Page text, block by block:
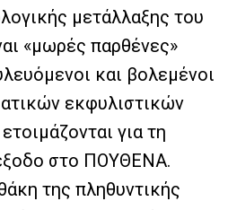
μετάλλαξης του
«μωρές παρθένες»
και βολεμένοι
εκφυλιστικών
για τη
στο ΠΟΥΘΕΝΑ.
της πληθυντικής